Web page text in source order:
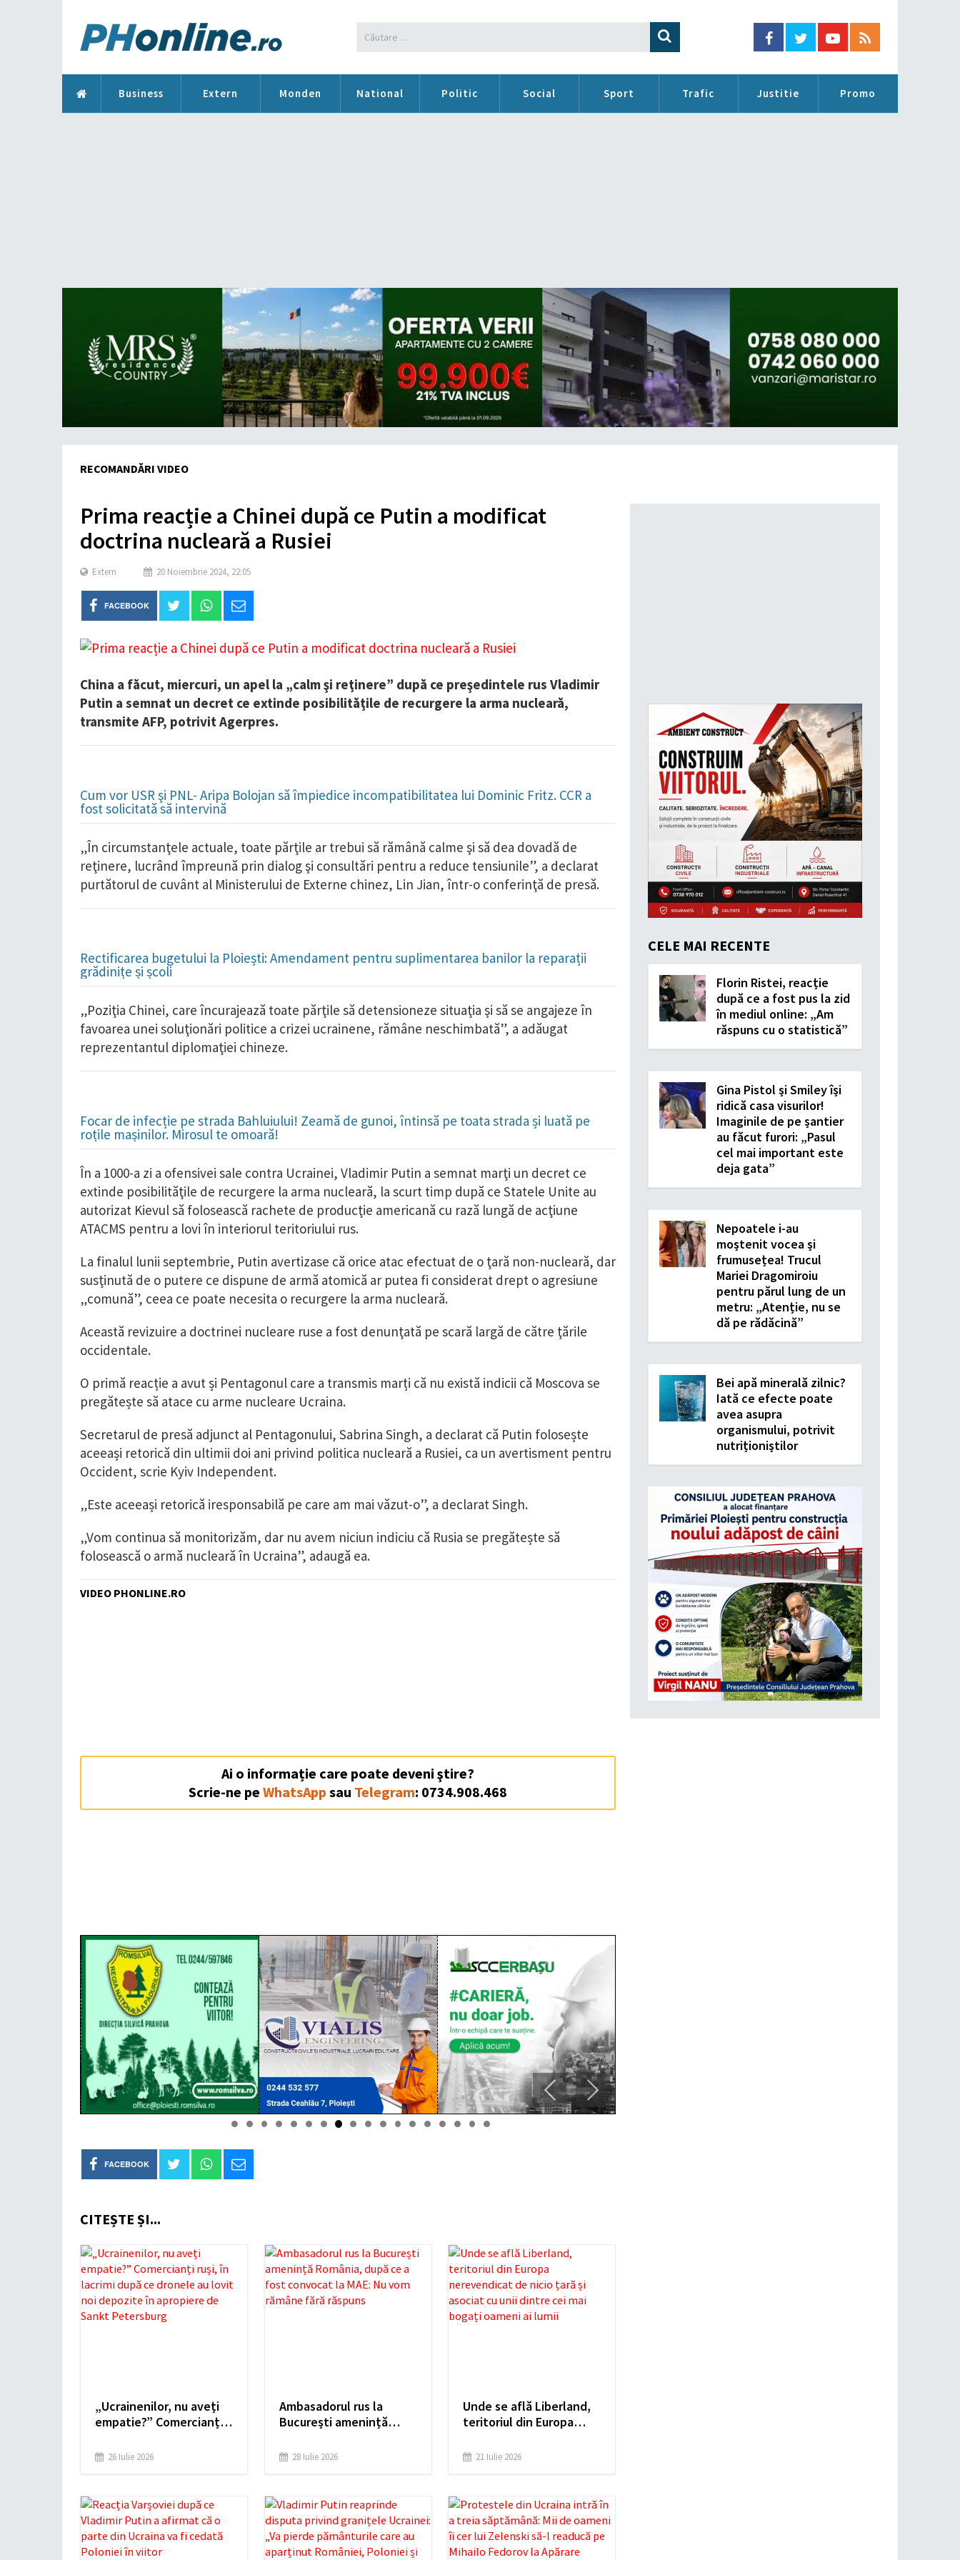
Business Extern Monden National Politic Social Sport Trafic Justitie Promo
RECOMANDĂRI VIDEO
Prima reacție a Chinei după ce Putin a modificat
doctrina nucleară a Rusiei
Extern 20 Noiembrie 2024, 22:05
FACEBOOK
China a făcut, miercuri, un apel la „calm şi reţinere” după ce preşedintele rus Vladimir
Putin a semnat un decret ce extinde posibilităţile de recurgere la arma nucleară,
transmite AFP, potrivit Agerpres.
Cum vor USR şi PNL- Aripa Bolojan să împiedice incompatibilitatea lui Dominic Fritz. CCR a
fost solicitată să intervină
„În circumstanţele actuale, toate părţile ar trebui să rămână calme şi să dea dovadă de
reţinere, lucrând împreună prin dialog şi consultări pentru a reduce tensiunile”, a declarat
purtătorul de cuvânt al Ministerului de Externe chinez, Lin Jian, într-o conferinţă de presă.
Rectificarea bugetului la Ploiești: Amendament pentru suplimentarea banilor la reparații
grădinițe și școli
„Poziţia Chinei, care încurajează toate părţile să detensioneze situaţia şi să se angajeze în
favoarea unei soluţionări politice a crizei ucrainene, rămâne neschimbată”, a adăugat
reprezentantul diplomaţiei chineze.
Focar de infecție pe strada Bahluiului! Zeamă de gunoi, întinsă pe toata strada și luată pe
roțile mașinilor. Mirosul te omoară!
În a 1000-a zi a ofensivei sale contra Ucrainei, Vladimir Putin a semnat marţi un decret ce
extinde posibilităţile de recurgere la arma nucleară, la scurt timp după ce Statele Unite au
autorizat Kievul să folosească rachete de producţie americană cu rază lungă de acţiune
ATACMS pentru a lovi în interiorul teritoriului rus.
La finalul lunii septembrie, Putin avertizase că orice atac efectuat de o ţară non-nucleară, dar
susţinută de o putere ce dispune de armă atomică ar putea fi considerat drept o agresiune
„comună”, ceea ce poate necesita o recurgere la arma nucleară.
Această revizuire a doctrinei nucleare ruse a fost denunţată pe scară largă de către ţările
occidentale.
O primă reacție a avut și Pentagonul care a transmis marți că nu există indicii că Moscova se
pregătește să atace cu arme nucleare Ucraina.
Secretarul de presă adjunct al Pentagonului, Sabrina Singh, a declarat că Putin folosește
aceeași retorică din ultimii doi ani privind politica nucleară a Rusiei, ca un avertisment pentru
Occident, scrie Kyiv Independent.
„Este aceeași retorică iresponsabilă pe care am mai văzut-o”, a declarat Singh.
„Vom continua să monitorizăm, dar nu avem niciun indiciu că Rusia se pregătește să
folosească o armă nucleară în Ucraina”, adaugă ea.
VIDEO PHONLINE.RO
Ai o informație care poate deveni ştire?
Scrie-ne peWhatsApp sau Telegram: 0734.908.468
FACEBOOK
CITEȘTE ȘI...
„Ucrainenilor, nu aveți
empatie?” Comercianți
dronele au lovit noi
26 Iulie 2026
Ambasadorul rus la
București amenință
convocat la MAE: Nu vom
28 Iulie 2026
Unde se află Liberland,
teritoriul din Europa
țară și asociat cu unii
21 Iulie 2026
CELE MAI RECENTE
Florin Ristei, reacție
după ce a fost pus la zid
în mediul online: „Am
răspuns cu o statistică”
Gina Pistol și Smiley își
ridică casa visurilor!
Imaginile de pe șantier
au făcut furori: „Pasul
cel mai important este
deja gata”
Nepoatele i-au
moștenit vocea și
frumusețea! Trucul
Mariei Dragomiroiu
pentru părul lung de un
metru: „Atenție, nu se
dă pe rădăcină”
Bei apă minerală zilnic?
Iată ce efecte poate
avea asupra
organismului, potrivit
nutriționiștilor